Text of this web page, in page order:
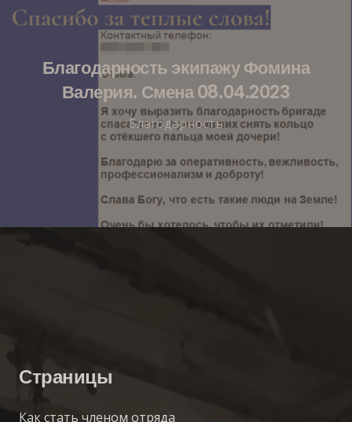
Благодарность экипажу Фомина
Валерия. Смена 08.04.2023
Благодарность
Страницы
Как стать членом отряда